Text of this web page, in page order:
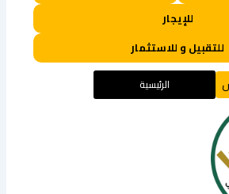
للإيجار
للتقبيل و للاستثمار
الرئيسية